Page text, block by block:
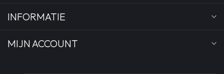
INFORMATIE
MIJN ACCOUNT